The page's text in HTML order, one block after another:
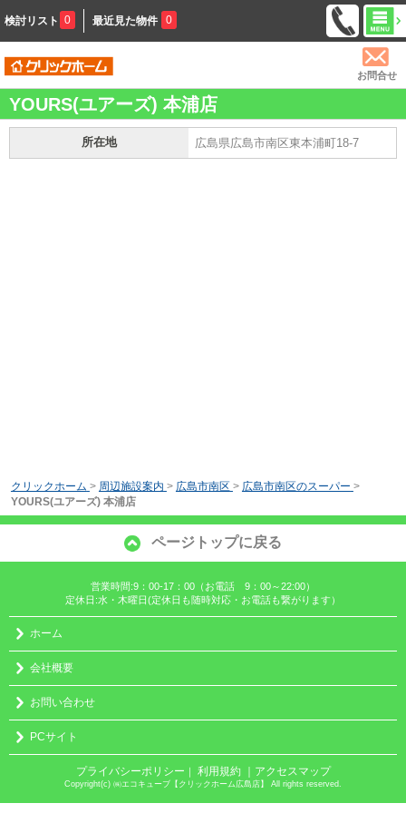
検討リスト 0 最近見た物件 0
お問合せ
YOURS(ユアーズ) 本浦店
所在地 広島県広島市南区東本浦町18-7
クリックホーム > 周辺施設案内 > 広島市南区 > 広島市南区のスーパー >
YOURS(ユアーズ) 本浦店
ページトップに戻る
営業時間:9：00-17：00（お電話 9：00～22:00）
定休日:水・木曜日(定休日も随時対応・お電話も繋がります）
ホーム
会社概要
お問い合わせ
PCサイト
プライバシーポリシー ｜ 利用規約 ｜アクセスマップ
Copyright(c) ㈱エコキューブ【クリックホーム広島店】 All rights reserved.